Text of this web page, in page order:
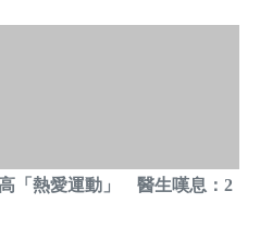
「熱愛運動」 醫生嘆息：2